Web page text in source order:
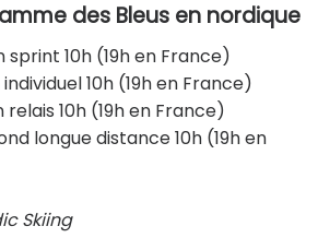
des Bleus en nordique
sprint 10h (19h en France)
10h (19h en France)
10h (19h en France)
longue distance 10h (19h en
Skiing